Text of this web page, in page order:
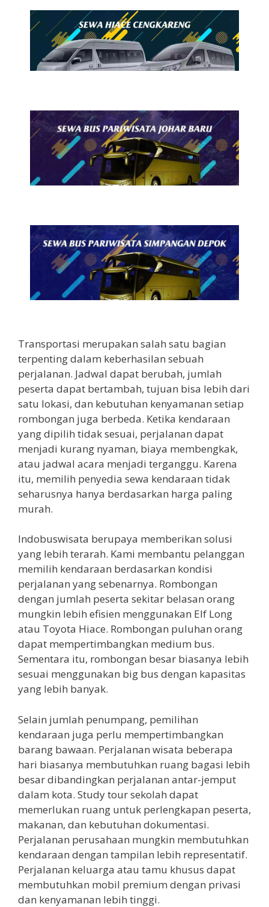
23 Juli 2026
Sewa Hiace Cengkareng
23 Juli 2026
Sewa Bus Pariwisata Johar
Baru
22 Juli 2026
Sewa Bus Pariwisata
Simpangan Depok
Transportasi merupakan salah satu bagian
terpenting dalam keberhasilan sebuah
perjalanan. Jadwal dapat berubah, jumlah
peserta dapat bertambah, tujuan bisa lebih dari
satu lokasi, dan kebutuhan kenyamanan setiap
rombongan juga berbeda. Ketika kendaraan
yang dipilih tidak sesuai, perjalanan dapat
menjadi kurang nyaman, biaya membengkak,
atau jadwal acara menjadi terganggu. Karena
itu, memilih penyedia sewa kendaraan tidak
seharusnya hanya berdasarkan harga paling
murah.
Indobuswisata berupaya memberikan solusi
yang lebih terarah. Kami membantu pelanggan
memilih kendaraan berdasarkan kondisi
perjalanan yang sebenarnya. Rombongan
dengan jumlah peserta sekitar belasan orang
mungkin lebih efisien menggunakan Elf Long
atau Toyota Hiace. Rombongan puluhan orang
dapat mempertimbangkan medium bus.
Sementara itu, rombongan besar biasanya lebih
sesuai menggunakan big bus dengan kapasitas
yang lebih banyak.
Selain jumlah penumpang, pemilihan
kendaraan juga perlu mempertimbangkan
barang bawaan. Perjalanan wisata beberapa
hari biasanya membutuhkan ruang bagasi lebih
besar dibandingkan perjalanan antar-jemput
dalam kota. Study tour sekolah dapat
memerlukan ruang untuk perlengkapan peserta,
makanan, dan kebutuhan dokumentasi.
Perjalanan perusahaan mungkin membutuhkan
kendaraan dengan tampilan lebih representatif.
Perjalanan keluarga atau tamu khusus dapat
membutuhkan mobil premium dengan privasi
dan kenyamanan lebih tinggi.